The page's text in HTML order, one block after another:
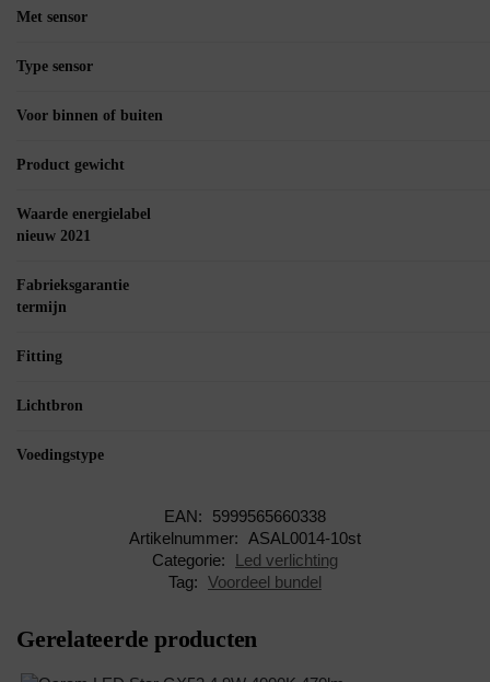
Met sensor
Type sensor
Voor binnen of buiten
Product gewicht
Waarde energielabel
nieuw 2021
Fabrieksgarantie
termijn
Fitting
Lichtbron
Voedingstype
EAN:
5999565660338
Artikelnummer: ASAL0014-10st
Categorie:
Led verlichting
Tag: Voordeel bundel
Gerelateerde producten